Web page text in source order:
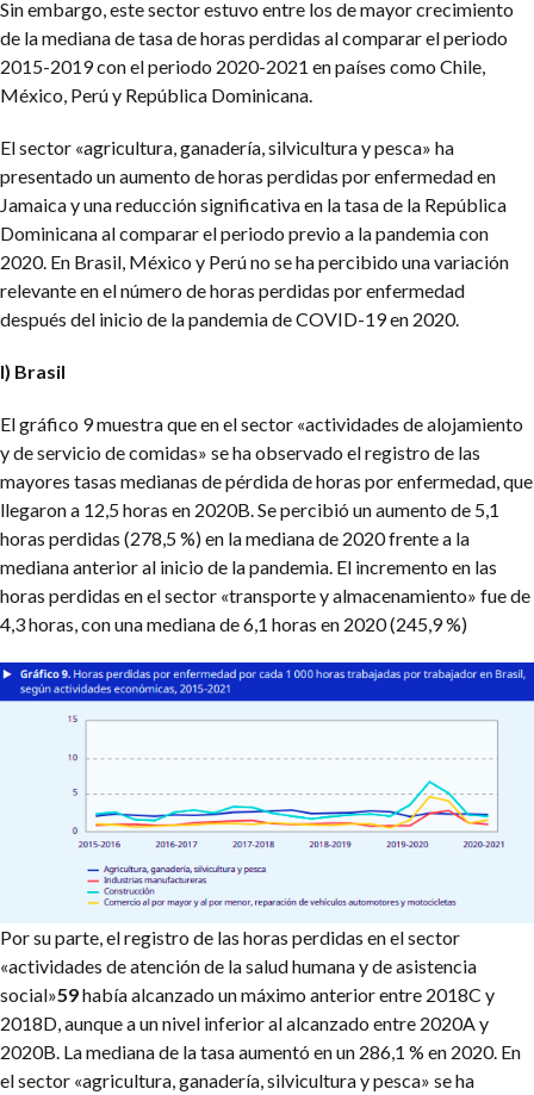
Sin embargo, este sector estuvo entre los de mayor crecimiento
de la mediana de tasa de horas perdidas al comparar el periodo
2015-2019 con el periodo 2020-2021 en países como Chile,
México, Perú y República Dominicana.
El sector «agricultura, ganadería, silvicultura y pesca» ha
presentado un aumento de horas perdidas por enfermedad en
Jamaica y una reducción significativa en la tasa de la República
Dominicana al comparar el periodo previo a la pandemia con
2020. En Brasil, México y Perú no se ha percibido una variación
relevante en el número de horas perdidas por enfermedad
después del inicio de la pandemia de COVID-19 en 2020.
I) Brasil
El gráfico 9 muestra que en el sector «actividades de alojamiento
y de servicio de comidas» se ha observado el registro de las
mayores tasas medianas de pérdida de horas por enfermedad, que
llegaron a 12,5 horas en 2020B. Se percibió un aumento de 5,1
horas perdidas (278,5 %) en la mediana de 2020 frente a la
mediana anterior al inicio de la pandemia. El incremento en las
horas perdidas en el sector «transporte y almacenamiento» fue de
4,3 horas, con una mediana de 6,1 horas en 2020 (245,9 %)
Por su parte, el registro de las horas perdidas en el sector
«actividades de atención de la salud humana y de asistencia
social»59había alcanzado un máximo anterior entre 2018C y
2018D, aunque a un nivel inferior al alcanzado entre 2020A y
2020B. La mediana de la tasa aumentó en un 286,1 % en 2020. En
el sector «agricultura, ganadería, silvicultura y pesca» se ha